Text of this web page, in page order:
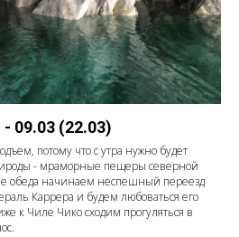
09.03 (22.03)
потому что с утра нужно будет
- мраморные пещеры северной
обеда начинаем неспешный переезд
Каррера и будем любоваться его
к Чиле Чико сходим прогуляться в